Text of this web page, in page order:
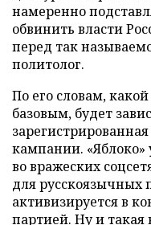
намеренно
обвинить власти
перед так
политолог.
По его словам,
базовым, будет
кампании. «Яблоко»
во вражеских
для русскоязычных
активизируется в
партией. Ну и